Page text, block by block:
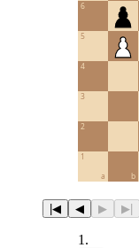
a b
1
2
3
4
5
6
|◀ ◀ ▶ ▶|
1 .